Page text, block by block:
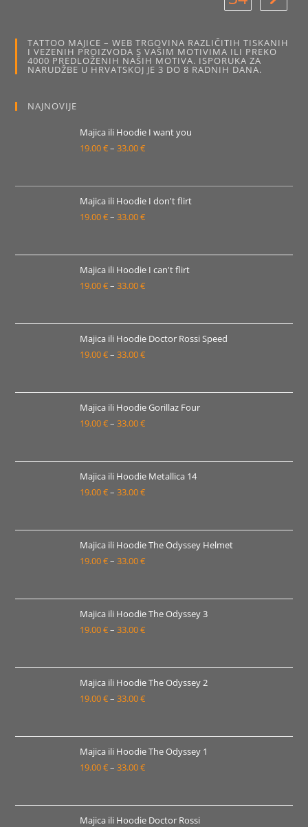
TATTOO MAJICE – WEB TRGOVINA RAZLIČITIH TISKANIH
I VEZENIH PROIZVODA S VAŠIM MOTIVIMA ILI PREKO
4000 PREDLOŽENIH NAŠIH MOTIVA. ISPORUKA ZA
NARUDŽBE U HRVATSKOJ JE 3 DO 8 RADNIH DANA.
NAJNOVIJE
Majica ili Hoodie I want you
19.00€– 33.00€Raspon
19.00 €
do
Majica ili Hoodie I don't flirt
19.00€– 33.00€Raspon
19.00 €
do
Majica ili Hoodie I can't flirt
19.00€– 33.00€Raspon
19.00 €
do
Majica ili Hoodie Doctor Rossi Speed
19.00€– 33.00€Raspon
19.00 €
do
Majica ili Hoodie Gorillaz Four
19.00€– 33.00€Raspon
19.00 €
do
Majica ili Hoodie Metallica 14
19.00€– 33.00€Raspon
19.00 €
do
Majica ili Hoodie The Odyssey Helmet
19.00€– 33.00€Raspon
19.00 €
do
Majica ili Hoodie The Odyssey 3
19.00€– 33.00€Raspon
19.00 €
do
Majica ili Hoodie The Odyssey 2
19.00€– 33.00€Raspon
19.00 €
do
Majica ili Hoodie The Odyssey 1
19.00€– 33.00€Raspon
19.00 €
Majica ili Hoodie Doctor Rossi